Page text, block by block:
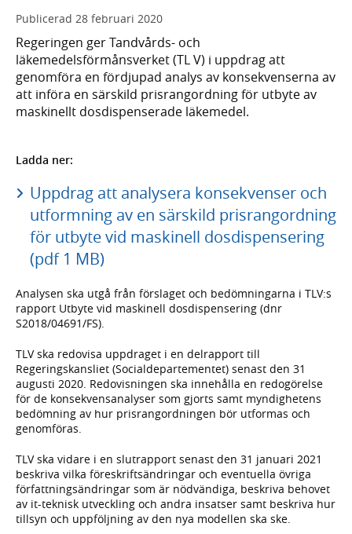
Publicerad 28 februari 2020
Regeringen ger Tandvårds- och
läkemedelsförmånsverket (TL V) i uppdrag att
genomföra en fördjupad analys av konsekvenserna av
att införa en sär­skild prisrangordning för utbyte av
maskinellt dosdispenserade läkemedel.
Ladda ner:
Uppdrag att analysera konsekvenser och
utformning av en särskild prisrangordning
för utbyte vid maskinell dosdispensering
(pdf 1 MB)
Analysen ska utgå från förslaget och bedömningarna i TLV:s
rapport Utbyte vid maskinell dosdispensering (dnr
S2018/04691/FS).
TLV ska redovisa uppdraget i en delrapport till
Regeringskansliet (Social­departementet) senast den 31
augusti 2020. Redovisningen ska innehålla en redogörelse
för de konsekvensanalyser som gjorts samt myndighetens
bedömning av hur prisrangordningen bör utformas och
genomföras.
TLV ska vidare i en slutrapport senast den 31 januari 2021
beskriva vilka före­skriftsändringar och eventuella övriga
författningsändringar som är nöd­vändiga, beskriva behovet
av it-teknisk utveckling och andra insatser samt beskriva hur
tillsyn och uppföljning av den nya modellen ska ske.